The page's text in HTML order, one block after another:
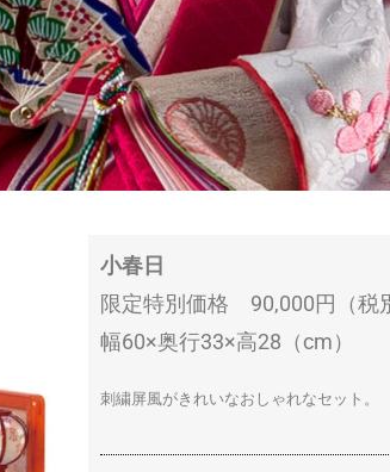
小春日
限定特別価格 90,000円（税
幅60×奥行33×高28（cm）
刺繍屏風がきれいなおしゃれなセット。